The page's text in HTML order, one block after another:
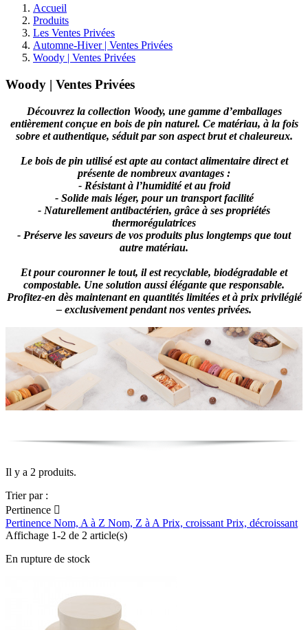
Accueil
Produits
Les Ventes Privées
Automne-Hiver | Ventes Privées
Woody | Ventes Privées
Woody | Ventes Privées
Découvrez la collection Woody, une gamme d’emballages
entièrement conçue en bois de pin naturel. Ce matériau, à la fois
sobre et authentique, séduit par son aspect brut et chaleureux.
Le bois de pin utilisé est apte au contact alimentaire direct et
présente de nombreux avantages :
- Résistant à l’humidité et au froid
- Solide mais léger, pour un transport facilité
- Naturellement antibactérien, grâce à ses propriétés
thermorégulatrices
- Préserve les saveurs de vos produits plus longtemps que tout
autre matériau.
Et pour couronner le tout, il est recyclable, biodégradable et
compostable. Une solution aussi élégante que responsable.
Profitez-en dès maintenant en quantités limitées et à prix privilégié
– exclusivement pendant nos ventes privées.
Il y a 2 produits.
Trier par :
Pertinence 
Pertinence Nom, A à Z Nom, Z à A Prix, croissant Prix, décroissant
Affichage 1-2 de 2 article(s)
En rupture de stock